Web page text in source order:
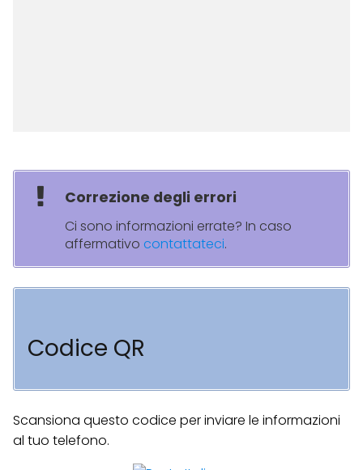
Correzione degli errori
Ci sono informazioni errate? In caso
affermativo contattateci.
Codice QR
Scansiona questo codice per inviare le informazioni
al tuo telefono.